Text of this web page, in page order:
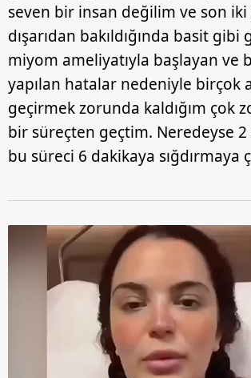
seven bir insan değilim ve son iki
dışarıdan bakıldığında basit
miyom ameliyatıyla başlayan ve
yapılan hatalar nedeniyle birçok
geçirmek zorunda kaldığım çok
bir süreçten geçtim. Neredeyse
bu süreci 6 dakikaya sığdırmaya